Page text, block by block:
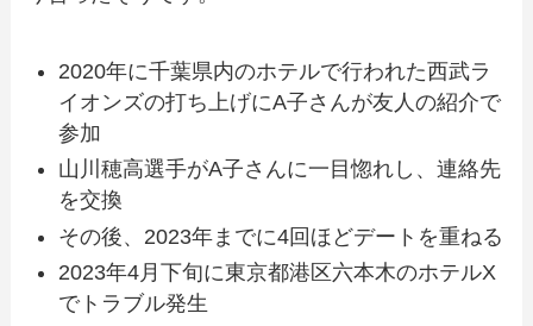
2020年に千葉県内のホテルで行われた西武ラ
イオンズの打ち上げにA子さんが友人の紹介で
参加
山川穂高選手がA子さんに一目惚れし、連絡先
を交換
その後、2023年までに4回ほどデートを重ねる
2023年4月下旬に東京都港区六本木のホテルX
でトラブル発生